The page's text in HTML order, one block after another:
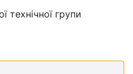
технічної групи